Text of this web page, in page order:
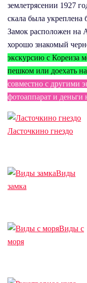
землетрясении 1927
скала была укреплена
Замок расположен на
хорошо знакомый
экскурсию с Кореиза
пешком или доехать
совместно с другими
фотоаппарат и деньги
Ласточкино гнездо
Виды
замка
Виды с
моря